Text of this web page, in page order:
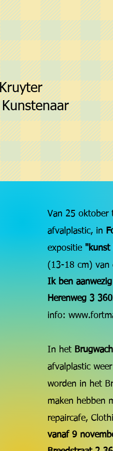
​Van 25 oktober
afvalplastic, in
expositie "kunst
(13-18 cm) van
Ik ben
Herenweg 3
info:
In het
afvalplastic
worden in het
maken hebben
repaircafe,
vanaf 9